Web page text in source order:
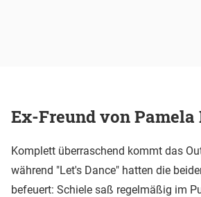
Ex-Freund von Pamela
Komplett überraschend kommt das
während "Let's Dance" hatten die
befeuert: Schiele saß regelmäßig im